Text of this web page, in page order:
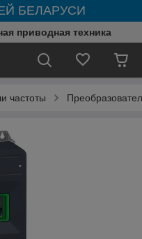
БЕЛАРУСИ
приводная техника
частоты